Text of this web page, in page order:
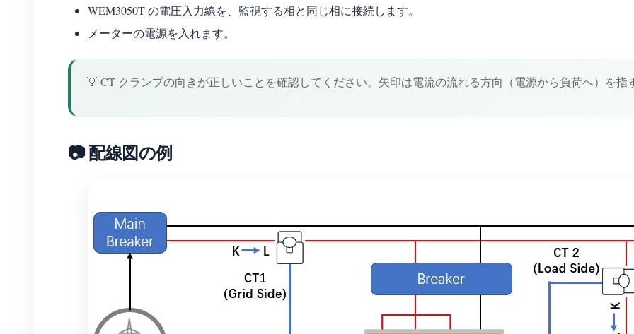
WEM3050T の電圧入力線を、監視する相と同じ相に接続します。
メーターの電源を入れます。
💡 CT クランプの向きが正しいことを確認してください。矢印は電流の流れる方向（電源から負荷へ）を指
📷 配線図の例